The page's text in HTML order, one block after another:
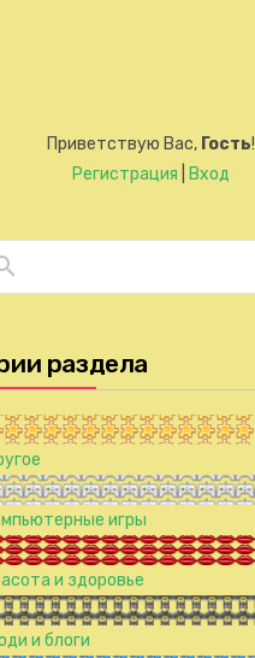
Приветствую Вас, Гость!
Регистрация
Вход
раздела
игры
и здоровье
и блоги